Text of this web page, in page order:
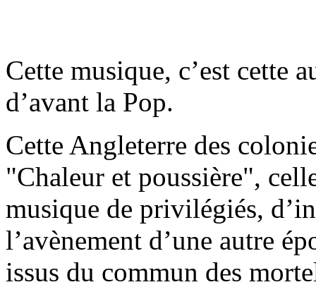
Cette musique, c’est cette
d’avant la Pop.
Cette Angleterre des
"Chaleur et poussière",
musique de privilégiés,
l’avènement d’une autre
issus du commun des